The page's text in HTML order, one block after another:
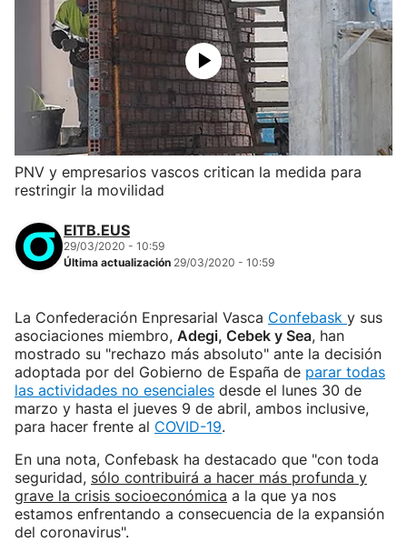
PNV y empresarios vascos critican la medida para
restringir la movilidad
EITB.EUS
29/03/2020 - 10:59
Última actualización 29/03/2020 - 10:59
La Confederación Enpresarial Vasca Confebask y sus
asociaciones miembro, Adegi, Cebek y Sea, han
mostrado su "rechazo más absoluto" ante la decisión
adoptada por del Gobierno de España de parar todas
las actividades no esenciales desde el lunes 30 de
marzo y hasta el jueves 9 de abril, ambos inclusive,
para hacer frente al COVID-19.
En una nota, Confebask ha destacado que "con toda
seguridad, sólo contribuirá a hacer más profunda y
grave la crisis socioeconómica a la que ya nos
estamos enfrentando a consecuencia de la expansión
del coronavirus".